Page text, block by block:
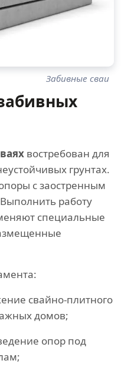
Забивные сваи
востребован для
грунтах.
с заостренным
работу
специальные
свайно-плитного
домов;
опор под